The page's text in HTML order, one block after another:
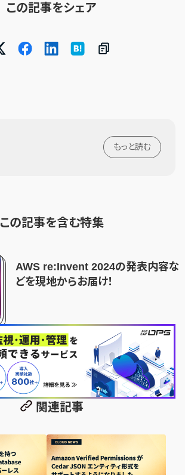
この記事をシェア
もっと読む
この記事を含む特集
AWS re:Invent 2024の発表内容な
どを現地からお届け！
関連記事